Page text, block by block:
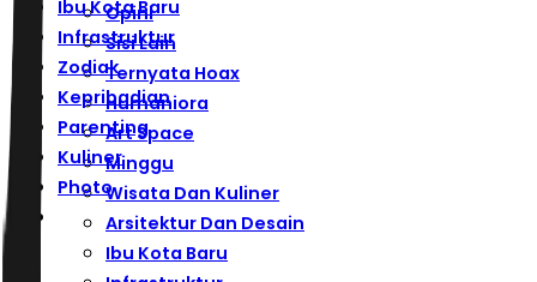
Ibu Kota Baru
Infrastruktur
Zodiak
Kepribadian
Parenting
Kuliner
Photo
Opini
Sisi Lain
Ternyata Hoax
Humaniora
Art Space
Minggu
Wisata Dan Kuliner
Arsitektur Dan Desain
Ibu Kota Baru